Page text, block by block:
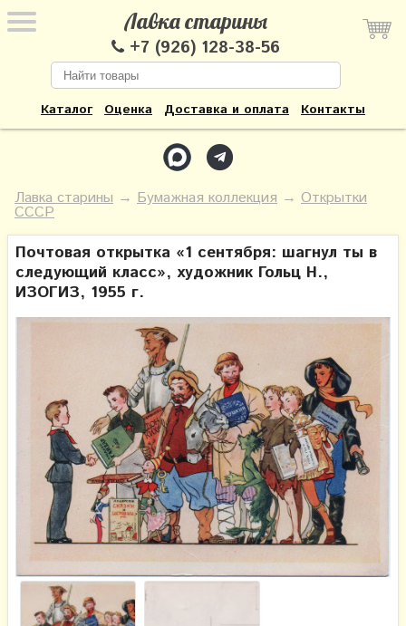
Лавка старины
+7 (926) 128-38-56
Каталог Оценка Доставка и оплата Контакты
Лавка старины → Бумажная коллекция → Открытки
СССР
Почтовая открытка «1 сентября: шагнул ты в
следующий класс», художник Гольц Н.,
ИЗОГИЗ, 1955 г.